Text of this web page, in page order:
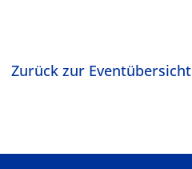
Zurück zur Eventübersicht